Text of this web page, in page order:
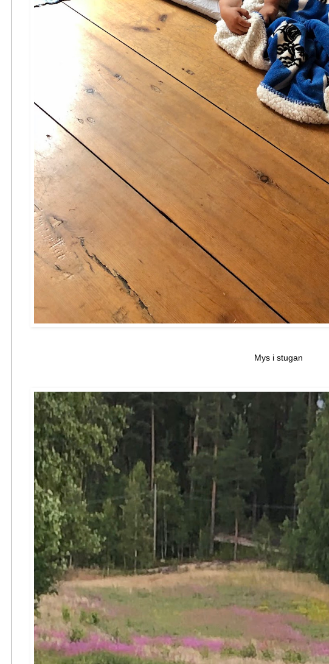
Mys i stugan